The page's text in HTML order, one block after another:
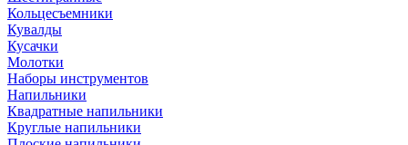
Кольцесъемники
Кувалды
Кусачки
Молотки
Наборы инструментов
Напильники
Квадратные напильники
Круглые напильники